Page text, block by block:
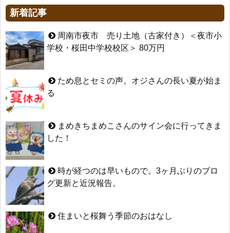
新着記事
周南市夜市 売り土地（古家付き）＜夜市小
学校・桜田中学校校区＞ 80万円
ため息とセミの声。オジさんの長い夏が始ま
る
まめきちまめこさんのサイン会に行ってきま
した！
時が経つのは早いもので。3ヶ月ぶりのブロ
グ更新と近況報告。
住まいと桜舞う季節のおはなし